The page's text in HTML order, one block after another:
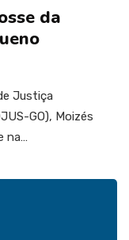
da
Justiça
GO), Moizés
na…